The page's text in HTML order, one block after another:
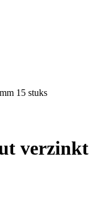
15 stuks
verzinkt